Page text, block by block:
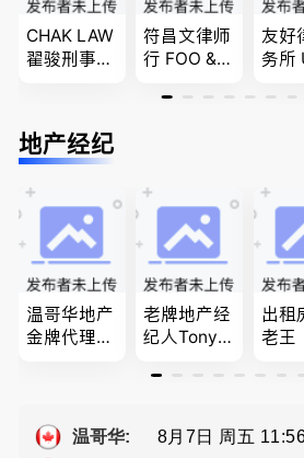
CHAK LAW
翟骏刑事交
民事诉讼/
房产过户
符昌文律师
行 FOO & C
家庭法, 离
友好
务所
BC地
姻家
嘱遗
地产经纪
温哥华地产
金牌代理经
恳的朋友
老牌地产经
纪人Tony L
经验买卖
佣
出租
老王
温哥华:
8月7日 周五